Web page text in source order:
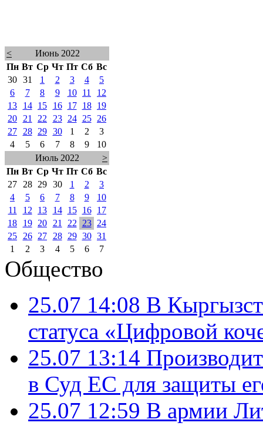
<
Июнь 2022
Пн Вт Ср Чт Пт Сб Вс
30 31 1 2 3 4
5
6
7 8 9 10 11
12
13
14 15 16 17 18
19
20
21 22 23 24 25
26
27
28 29 30 1 2
3
4
5 6 7 8 9
10
Июль 2022
>
Пн Вт Ср Чт Пт Сб Вс
27
28 29 30 1 2
3
4
5 6 7 8 9
10
11
12 13 14 15 16
17
18
19 20 21 22 23
24
25
26 27 28 29 30 31
1
2 3 4 5 6 7
Общество
25.07 14:08 В
статуса «Цифровой
25.07 13:14
в Суд ЕС для защиты
25.07 12:59 В армии